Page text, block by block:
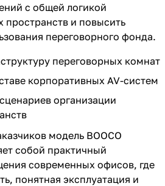
с общей логикой
пространств и повысить
переговорного фонда.
переговорных комнат
корпоративных AV-систем
организации
модель BOOCO
собой практичный
современных офисов, где
понятная эксплуатация и